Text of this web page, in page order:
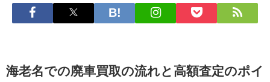
海老名での廃車買取の流れと高額査定のポイ